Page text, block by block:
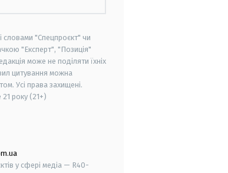
словами "Спецпроєкт" чи
"Експерт", "Позиція"
може не поділяти їхніх
цитування можна
Усі права захищені.
21 року (21+)
у сфері медіа — R40-